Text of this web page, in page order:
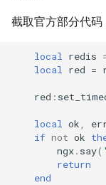
cookie-limit
coolkit
delay
截取官方部分代码
local redis
local
red =
red :
local ok
if not ok
ngx. say(
return
end